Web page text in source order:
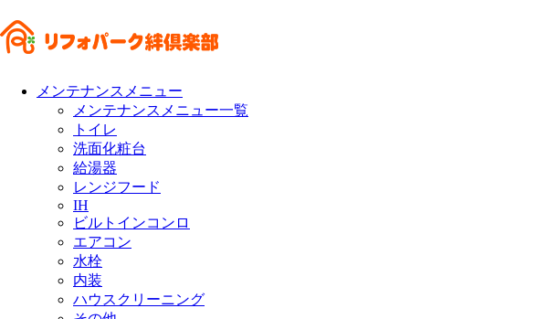
メンテナンスメニュー
メンテナンスメニュー一覧
トイレ
洗面化粧台
給湯器
レンジフード
IH
ビルトインコンロ
エアコン
水栓
内装
ハウスクリーニング